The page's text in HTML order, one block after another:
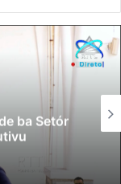
ba Setór